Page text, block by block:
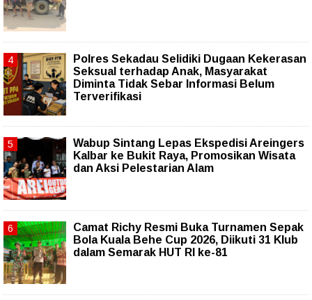
Polres Sekadau Selidiki Dugaan Kekerasan
Seksual terhadap Anak, Masyarakat
Diminta Tidak Sebar Informasi Belum
Terverifikasi
Wabup Sintang Lepas Ekspedisi Areingers
Kalbar ke Bukit Raya, Promosikan Wisata
dan Aksi Pelestarian Alam
Camat Richy Resmi Buka Turnamen Sepak
Bola Kuala Behe Cup 2026, Diikuti 31 Klub
dalam Semarak HUT RI ke-81